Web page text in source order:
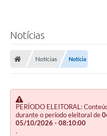
Notícias
Notícias Notícia
PERÍODO ELEITORAL:
durante o período eleitoral de
05/10/2026 - 08:10:00
.